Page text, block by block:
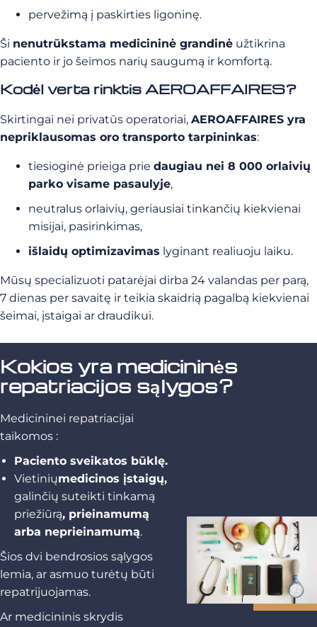
pervežimą į paskirties ligoninę.
Ši nenutrūkstama medicininė grandinė užtikrina
paciento ir jo šeimos narių saugumą ir komfortą.
Kodėl verta rinktis AEROAFFAIRES?
Skirtingai nei privatūs operatoriai, AEROAFFAIRES yra
nepriklausomas oro transporto tarpininkas:
tiesioginė prieiga prie daugiau nei 8 000 orlaivių
parko visame pasaulyje,
neutralus orlaivių, geriausiai tinkančių kiekvienai
misijai, pasirinkimas,
išlaidų optimizavimas lyginant realiuoju laiku.
Mūsų specializuoti patarėjai dirba 24 valandas per parą,
7 dienas per savaitę ir teikia skaidrią pagalbą kiekvienai
šeimai, įstaigai ar draudikui.
Kokios yra medicininės
repatriacijos sąlygos?
Medicininei repatriacijai
taikomos :
Paciento sveikatos būklę.
Vietiniųmedicinos įstaigų,
galinčių suteikti tinkamą
priežiūrą, prieinamumą
arba neprieinamumą.
Šios dvi bendrosios sąlygos
lemia, ar asmuo turėtų būti
repatrijuojamas.
Ar medicininis skrydis